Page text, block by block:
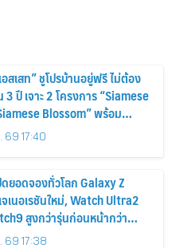
สเสท” ชูโปรบ้านอยู่ฟรี ไม่ต้อง
ปี เจาะ 2 โครงการ “Siamese
Blossom” พร้อม
ะสิทธิพิเศษถึง 31 สิงหาคม
69 17:40
ยอดจองทั่วโลก Galaxy Z
เนอเรชันใหม่, Watch Ultra2
สูงกว่ารุ่นก่อนหน้ากว่า
69 17:38